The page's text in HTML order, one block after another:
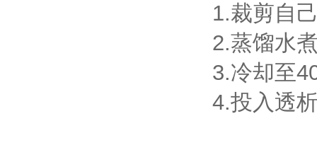
1.裁剪自
2.蒸馏水
3.冷却至
4.投入透